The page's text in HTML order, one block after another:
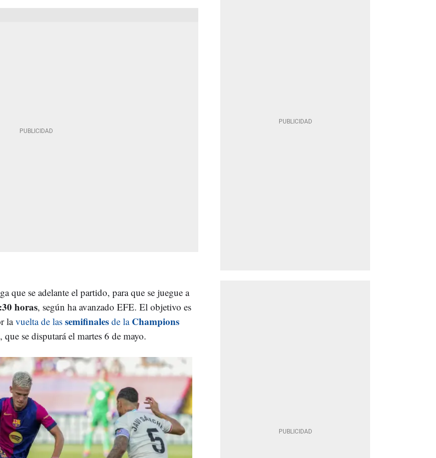
que se adelante el partido, para que se juegue a
horas, según ha avanzado EFE. El objetivo es
lavuelta de las semifinales de la Champions
, que se disputará el martes 6 de mayo.